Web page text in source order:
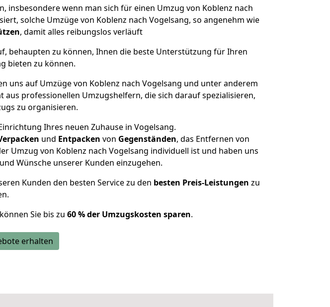
insbesondere wenn man sich für einen Umzug von Koblenz nach
solche Umzüge von Koblenz nach Vogelsang, so angenehm wie
, damit alles reibungslos verläuft
behaupten zu können, Ihnen die beste Unterstützung für Ihren
bieten zu können.
uns auf Umzüge von Koblenz nach Vogelsang und unter anderem
aus professionellen Umzugshelfern, die sich darauf spezialisieren,
zu organisieren.
Ihres neuen Zuhause in Vogelsang.
und Entpacken von Gegenständen, das Entfernen von
Umzug von Koblenz nach Vogelsang individuell ist und haben uns
Wünsche unserer Kunden einzugehen.
Kunden den besten Service zu den besten Preis-Leistungen zu
Sie bis zu 60 % der Umzugskosten sparen.
erhalten